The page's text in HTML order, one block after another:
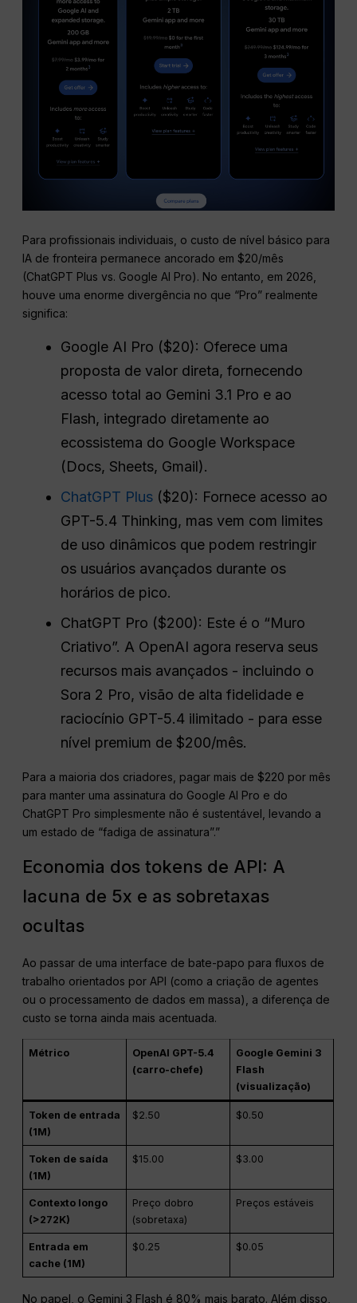
Para profissionais individuais, o custo de nível básico para
IA de fronteira permanece ancorado em $20/mês
(ChatGPT Plus vs. Google AI Pro). No entanto, em 2026,
houve uma enorme divergência no que “Pro” realmente
significa:
Google AI Pro ($20): Oferece uma
proposta de valor direta, fornecendo
acesso total ao Gemini 3.1 Pro e ao
Flash, integrado diretamente ao
ecossistema do Google Workspace
(Docs, Sheets, Gmail).
ChatGPT Plus ($20): Fornece acesso ao
GPT-5.4 Thinking, mas vem com limites
de uso dinâmicos que podem restringir
os usuários avançados durante os
horários de pico.
ChatGPT Pro ($200): Este é o “Muro
Criativo”. A OpenAI agora reserva seus
recursos mais avançados - incluindo o
Sora 2 Pro, visão de alta fidelidade e
raciocínio GPT-5.4 ilimitado - para esse
nível premium de $200/mês.
Para a maioria dos criadores, pagar mais de $220 por mês
para manter uma assinatura do Google AI Pro e do
ChatGPT Pro simplesmente não é sustentável, levando a
um estado de “fadiga de assinatura”.”
Economia dos tokens de API: A
lacuna de 5x e as sobretaxas
ocultas
Ao passar de uma interface de bate-papo para fluxos de
trabalho orientados por API (como a criação de agentes
ou o processamento de dados em massa), a diferença de
custo se torna ainda mais acentuada.
Métrico
OpenAI GPT-5.4
(carro-chefe)
Google Gemini 3
Flash
(visualização)
Token de entrada
(1M)
$2.50 $0.50
Token de saída
(1M)
$15.00 $3.00
Contexto longo
(>272K)
Preço dobro
(sobretaxa)
Preços estáveis
Entrada em
cache (1M)
$0.25 $0.05
No papel, o Gemini 3 Flash é 80% mais barato. Além disso,